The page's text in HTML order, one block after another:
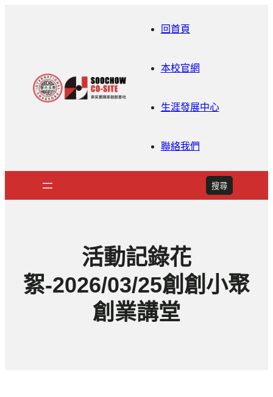
回首頁
本校官網
生涯發展中心
聯絡我們
搜
尋
搜尋
活動記錄花
絮-2026/03/25創創小聚
創業講堂